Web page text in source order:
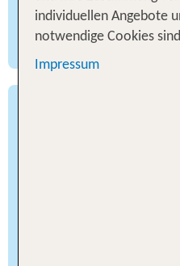
folgend verbindet
Österreich und die
individuellen Angebote
notwendige Cookies
Impressum